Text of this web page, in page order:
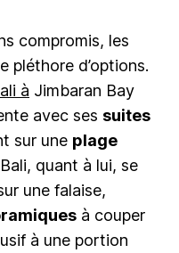
compromis, les
pléthore d’options.
à Jimbaran Bay
avec ses suites
sur une plage
quant à lui, se
une falaise,
à couper
à une portion